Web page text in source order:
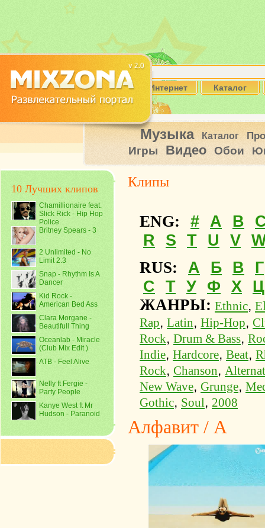
Интернет Каталог
Музыка Каталог
Игры Видео Обои
10 Лучших клипов
Chamillionaire feat.
Slick Rick - Hip Hop
Police
Britney Spears - 3
2 Unlimited - No
Limit 2.3
Snap - Rhythm Is A
Dancer
Kid Rock -
American Bed Ass
Clara Morgane -
Beautifull Thing
Oceanlab - Miracle
(Club Mix Edit )
ATB - Feel Alive
Nelly ft Fergie -
Party People
Kanye West ft Mr
Hudson - Paranoid
Клипы
ENG: # A B
R
S T U V
RUS: А Б В
Г
С
Т У Ф Х Ц
ЖАНРЫ: Ethnic,
Rap, Latin, Hip-Hop,
Rock, Drum & Bass,
Indie, Hardcore, Beat,
Rock, Chanson,
New Wave, Grunge,
Gothic, Soul, 2008
Алфавит / A